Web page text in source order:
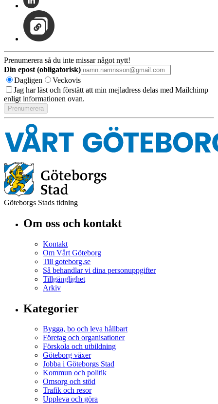
Prenumerera så du inte missar något nytt!
Din epost (obligatorisk)
Dagligen
Veckovis
Jag har läst och förstått att min mejladress delas med Mailchimp
enligt informationen ovan.
Göteborgs Stads tidning
Om oss och kontakt
Kontakt
Om Vårt Göteborg
Till goteborg.se
Så behandlar vi dina personuppgifter
Tillgänglighet
Arkiv
Kategorier
Bygga, bo och leva hållbart
Företag och organisationer
Förskola och utbildning
Göteborg växer
Jobba i Göteborgs Stad
Kommun och politik
Omsorg och stöd
Trafik och resor
Uppleva och göra